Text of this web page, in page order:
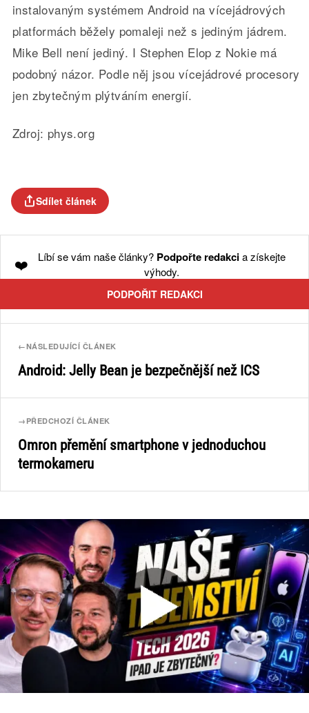
instalovaným systémem Android na vícejádrových
platformách běžely pomaleji než s jediným jádrem.
Mike Bell není jediný. I Stephen Elop z Nokie má
podobný názor. Podle něj jsou vícejádrové procesory
jen zbytečným plýtváním energií.
Zdroj: phys.org
Sdílet článek
❤️ Líbí se vám naše články? Podpořte redakcia získejte
výhody.
PODPOŘIT REDAKCI
←NÁSLEDUJÍCÍ ČLÁNEK
Android: Jelly Bean je bezpečnější než ICS
→ PŘEDCHOZÍ ČLÁNEK
Omron přemění smartphone v jednoduchou
termokameru